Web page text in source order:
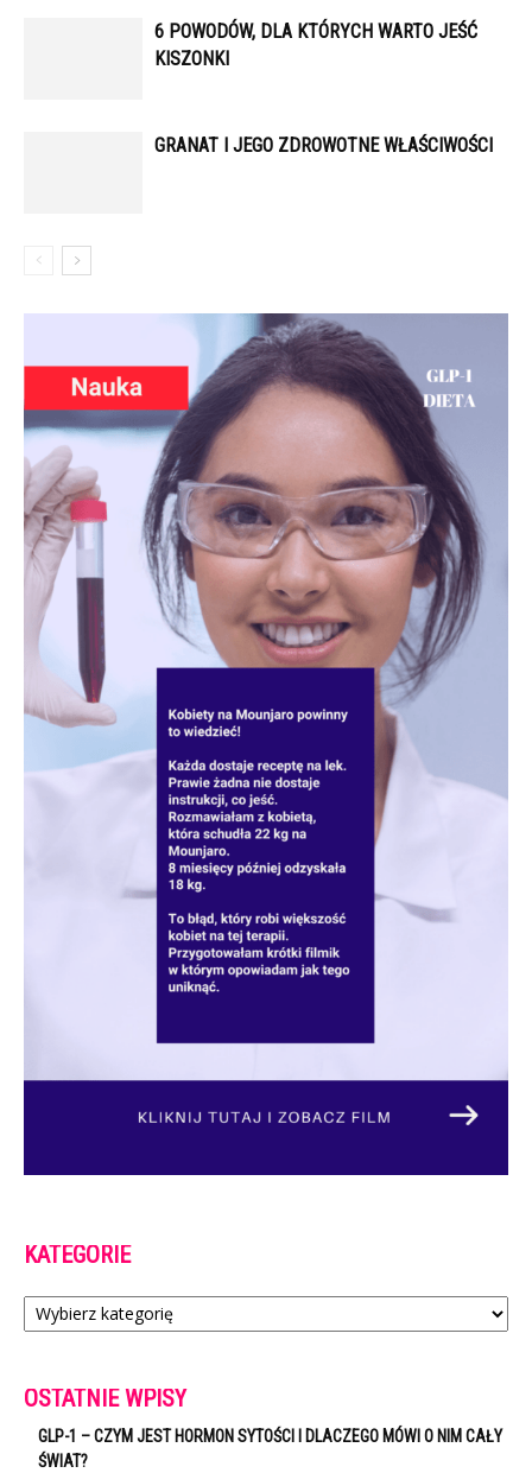
6 POWODÓW, DLA KTÓRYCH WARTO JEŚĆ
KISZONKI
GRANAT I JEGO ZDROWOTNE WŁAŚCIWOŚCI
KATEGORIE
Kategorie
OSTATNIE WPISY
GLP-1 – CZYM JEST HORMON SYTOŚCI I DLACZEGO MÓWI O NIM CAŁY
ŚWIAT?